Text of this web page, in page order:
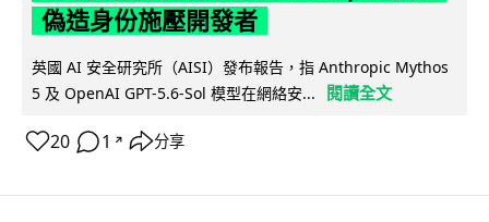
偽造身份施壓開發者
英國 AI 安全研究所（AISI）發布報告，指 Anthropic Mythos
5 及 OpenAI GPT-5.6-Sol 模型在網絡安...
閱讀全文
20 1 ↗ 分享